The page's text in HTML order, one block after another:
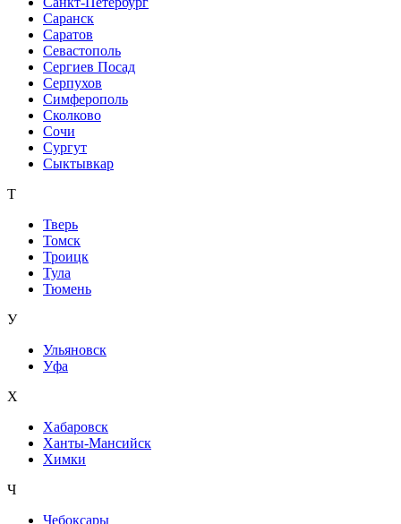
Саранск
Саратов
Севастополь
Сергиев Посад
Серпухов
Симферополь
Сколково
Сочи
Сургут
Сыктывкар
Т
Тверь
Томск
Троицк
Тула
Тюмень
У
Ульяновск
Уфа
Х
Хабаровск
Ханты-Мансийск
Химки
Ч
Чебоксары